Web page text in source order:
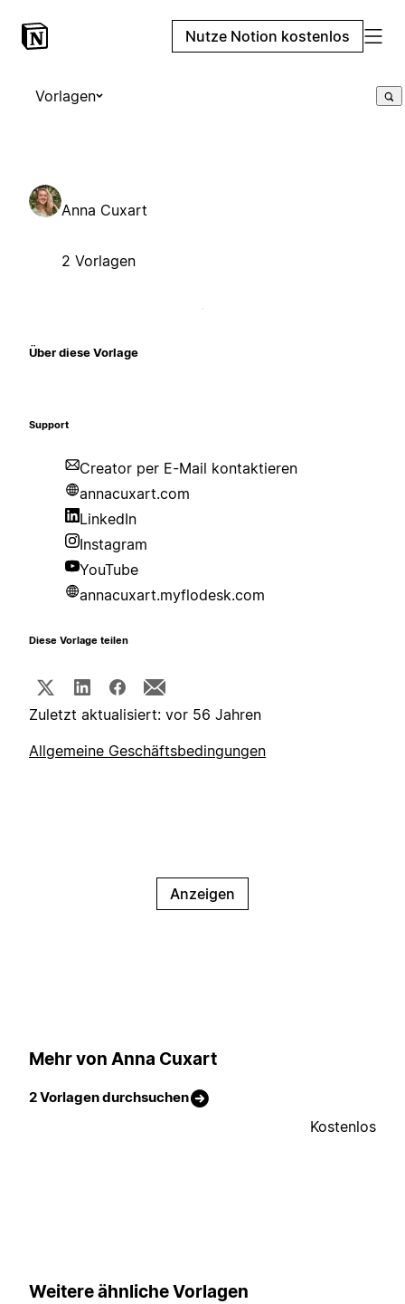
Nutze Notion kostenlos
Vorlagen
Anna Cuxart
2 Vorlagen
Über diese Vorlage
Support
Creator per E-Mail kontaktieren
annacuxart.com
LinkedIn
Instagram
YouTube
annacuxart.myflodesk.com
Diese Vorlage teilen
Zuletzt aktualisiert: vor 56 Jahren
Allgemeine Geschäftsbedingungen
Anzeigen
Mehr von Anna Cuxart
2 Vorlagen durchsuchen
Kostenlos
Weitere ähnliche Vorlagen